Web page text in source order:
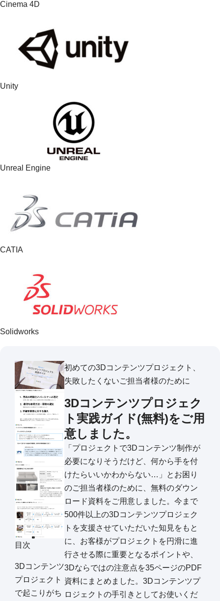
Cinema 4D
Unity
Unreal Engine
CATIA
Solidworks
目次
3Dコンテンツ
プロジェクト
で起こりがち
初めての3Dコンテンツプロジェクト、
失敗したくないご担当者様のために
3Dコンテンツプロジェク
ト実践ガイド(無料)をご用
意しました。
「プロジェクトで3Dコンテンツ制作が
必要になりそうだけど、何から手を付
けたらいいかわからない…」とお困り
のご担当者様のために、無料のダウン
ロード資料をご用意しました。今まで
500件以上の3Dコンテンツプロジェク
トを支援させていただいた知見をもと
に、お客様がプロジェクトを円滑に進
行させる際に重要となるポイントや、
3Dならではの注意点を35ページのPDF
資料にまとめました。3Dコンテンツプ
ロジェクトの手引きとしてお使いくだ